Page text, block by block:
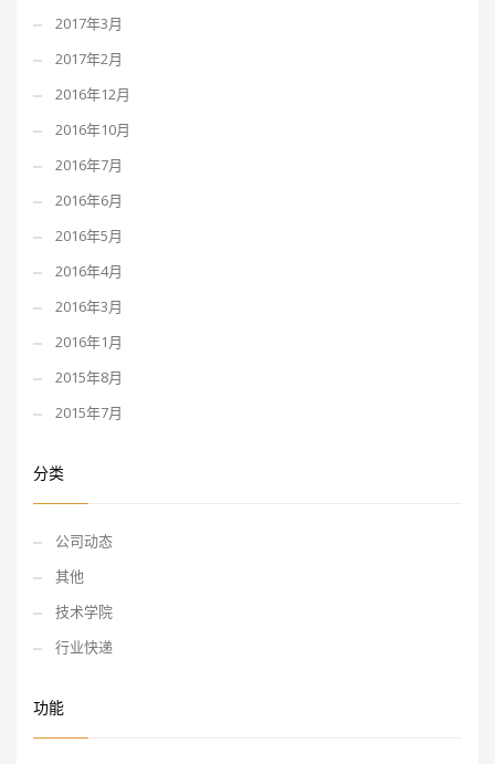
2017年3月
2017年2月
2016年12月
2016年10月
2016年7月
2016年6月
2016年5月
2016年4月
2016年3月
2016年1月
2015年8月
2015年7月
分类
公司动态
其他
技术学院
行业快递
功能